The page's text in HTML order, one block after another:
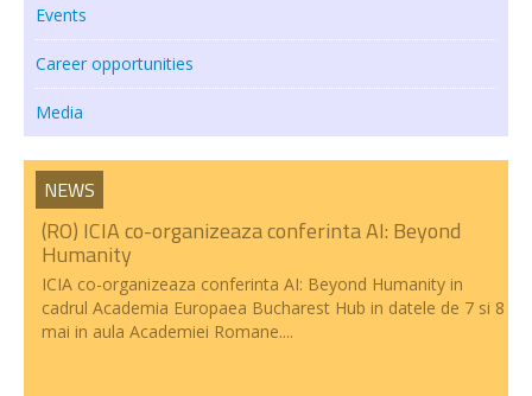
Events
Career opportunities
Media
NEWS
(RO) ICIA co-organizeaza conferinta AI: Beyond
Humanity
ICIA co-organizeaza conferinta AI: Beyond Humanity in
cadrul Academia Europaea Bucharest Hub in datele de 7 si 8
mai in aula Academiei Romane....